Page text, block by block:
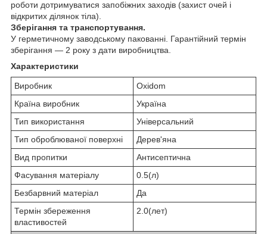
роботи дотримуватися запобіжних заходів (захист очей і
відкритих ділянок тіла).
Зберігання та транспортування.
У герметичному заводському пакованні. Гарантійний термін
зберігання — 2 року з дати виробництва.
Характеристики
Виробник
Oxidom
Країна виробник
Україна
Тип використання
Універсальний
Тип оброблюваної поверхні
Дерев'яна
Вид пропитки
Антисептична
Фасування матеріалу
0.5(л)
Безбарвний матеріал
Да
Термін збереження
властивостей
2.0(лет)